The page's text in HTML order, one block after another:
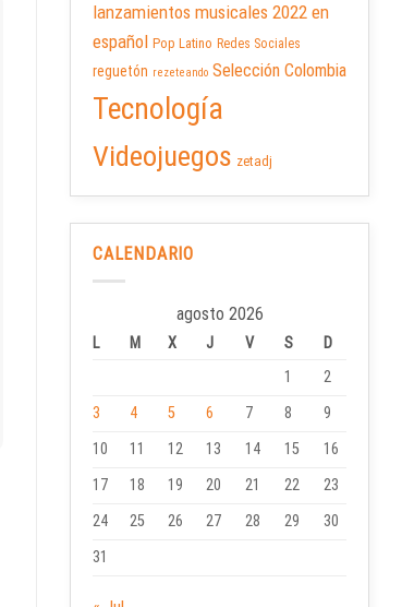
lanzamientos musicales 2022 en
español Pop Latino Redes Sociales
reguetón rezeteando Selección Colombia
Tecnología
Videojuegos zetadj
CALENDARIO
agosto 2026
L M X J V S
D
1
2
3
4 5 6 7 8
9
10
11 12 13 14 15
16
17
18 19 20 21 22
23
24
25 26 27 28 29
30
31